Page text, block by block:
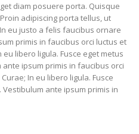
diam posuere porta. Quisque
adipiscing porta tellus, ut
eu justo a felis faucibus ornare
primis in faucibus orci luctus et
libero ligula. Fusce eget metus
ipsum primis in faucibus orci
In eu libero ligula. Fusce
ante ipsum primis in